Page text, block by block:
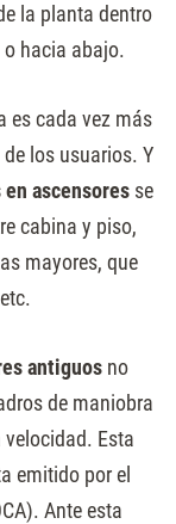
la planta dentro
hacia abajo.
es cada vez más
los usuarios. Y
ascensores se
cabina y piso,
mayores, que
antiguos no
de maniobra
Esta
emitido por el
Ante esta